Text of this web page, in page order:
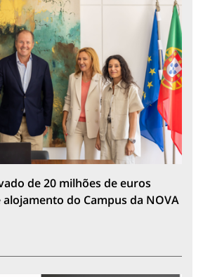
de 20 milhões de euros
do Campus da NOVA